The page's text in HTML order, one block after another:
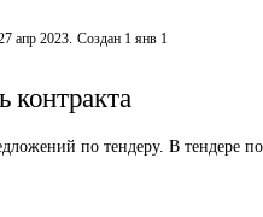
апр 2023. Создан 1 янв 1
контракта
по тендеру. В тендере